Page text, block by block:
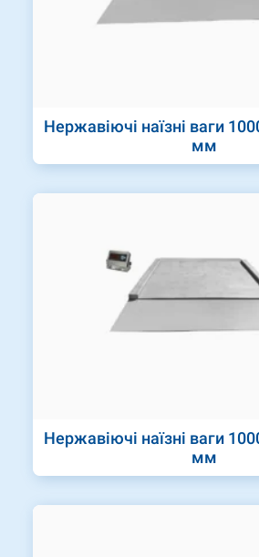
Нержавіючі наїзні ваги
мм
Нержавіючі наїзні ваги
мм